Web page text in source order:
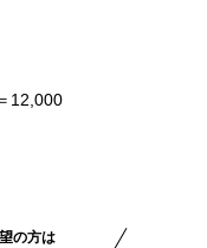
12,000
の方は